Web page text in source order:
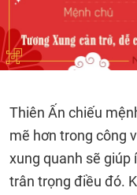
Thiên Ấn chiếu
mẽ hơn trong công
xung quanh sẽ giúp
trân trọng điều đó.